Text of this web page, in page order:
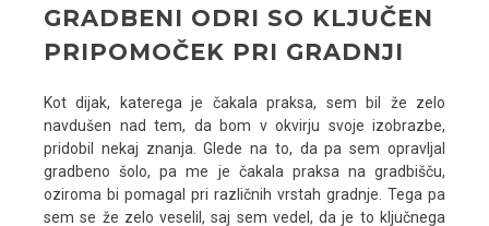
GRADBENI ODRI SO KLJUČEN
PRIPOMOČEK PRI GRADNJI
Kot dijak, katerega je čakala praksa, sem bil že zelo
navdušen nad tem, da bom v okvirju svoje izobrazbe,
pridobil nekaj znanja. Glede na to, da pa sem opravljal
gradbeno šolo, pa me je čakala praksa na gradbišču,
oziroma bi pomagal pri različnih vrstah gradnje. Tega pa
sem se že zelo veselil, saj sem vedel, da je to ključnega